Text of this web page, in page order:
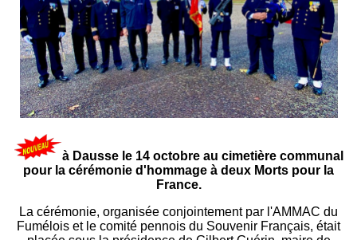
à Dausse le 14 octobre au cimetière communal
pour la cérémonie d'hommage à deux Morts pour la
France.
La cérémonie, organisée conjointement par l'AMMAC du
Fumélois et le comité pennois du Souvenir Français, était